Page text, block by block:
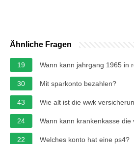
Ähnliche Fragen
19 Wann kann jahrgang 1965 in
30 Mit sparkonto bezahlen?
43 Wie alt ist die wwk
24 Wann kann krankenkasse
22 Welches konto hat eine ps4?